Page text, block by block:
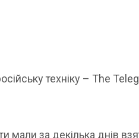
техніку – The
мали за декілька днів